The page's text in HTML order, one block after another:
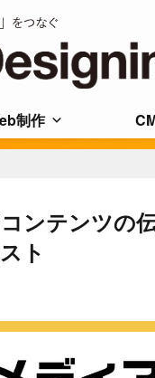
制作
コンテンツの
ト